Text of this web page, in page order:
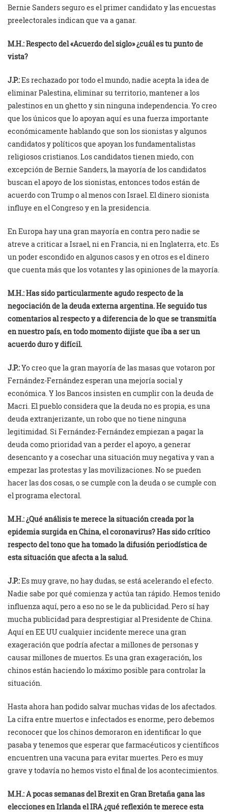
Bernie Sanders seguro es el primer candidato y las encuestas
preelectorales indican que va a ganar.
M.H.: Respecto del «Acuerdo del siglo» ¿cuál es tu punto de
vista?
J.P.:Es rechazado por todo el mundo, nadie acepta la idea de
eliminar Palestina, eliminar su territorio, mantener a los
palestinos en un ghetto y sin ninguna independencia. Yo creo
que los únicos que lo apoyan aquí es una fuerza importante
económicamente hablando que son los sionistas y algunos
candidatos y políticos que apoyan los fundamentalistas
religiosos cristianos. Los candidatos tienen miedo, con
excepción de Bernie Sanders, la mayoría de los candidatos
buscan el apoyo de los sionistas, entonces todos están de
acuerdo con Trump o al menos con Israel. El dinero sionista
influye en el Congreso y en la presidencia.
En Europa hay una gran mayoría en contra pero nadie se
atreve a criticar a Israel, ni en Francia, ni en Inglaterra, etc. Es
un poder escondido en algunos casos y en otros es el dinero
que cuenta más que los votantes y las opiniones de la mayoría.
M.H.: Has sido particularmente agudo respecto de la
negociación de la deuda externa argentina. He seguido tus
comentarios al respecto y a diferencia de lo que se transmitía
en nuestro país, en todo momento dijiste que iba a ser un
acuerdo duro y difícil.
J.P.:Yo creo que la gran mayoría de las masas que votaron por
Fernández-Fernández esperan una mejoría social y
económica. Y los Bancos insisten en cumplir con la deuda de
Macri. El pueblo considera que la deuda no es propia, es una
deuda extranjerizante, un robo que no tiene ninguna
legitimidad. Si Fernández-Fernández empiezan a pagar la
deuda como prioridad van a perder el apoyo, a generar
desencanto y a cosechar una situación muy negativa y van a
empezar las protestas y las movilizaciones. No se pueden
hacer las dos cosas, o se cumple con la deuda o se cumple con
el programa electoral.
M.H.: ¿Qué análisis te merece la situación creada por la
epidemia surgida en China, el coronavirus? Has sido crítico
respecto del tono que ha tomado la difusión periodística de
esta situación que afecta a la salud.
J.P.:Es muy grave, no hay dudas, se está acelerando el efecto.
Nadie sabe por qué comienza y actúa tan rápido. Hemos tenido
influenza aquí, pero a eso no se le da publicidad. Pero sí hay
mucha publicidad para desprestigiar al Presidente de China.
Aquí en EE UU cualquier incidente merece una gran
exageración que podría afectar a millones de personas y
causar millones de muertos. Es una gran exageración, los
chinos están haciendo lo máximo posible para controlar la
situación.
Hasta ahora han podido salvar muchas vidas de los afectados.
La cifra entre muertos e infectados es enorme, pero debemos
reconocer que los chinos demoraron en identificar lo que
pasaba y tenemos que esperar que farmacéuticos y científicos
encuentren una vacuna para evitar muertes. Pero es muy
grave y todavía no hemos visto el final de los acontecimientos.
M.H.: A pocas semanas del Brexit en Gran Bretaña gana las
elecciones en Irlanda el IRA ¿qué reflexión te merece esta